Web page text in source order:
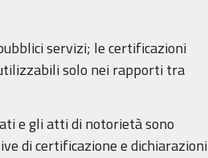
servizi; le certificazioni
solo nei rapporti tra
e gli atti di notorietà sono
di certificazione e dichiarazioni